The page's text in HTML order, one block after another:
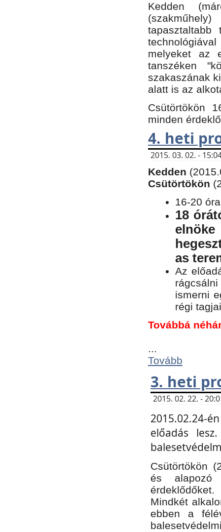
Kedden
tapasztaltabb
melyeket az
tanszéken
szakaszának
alatt is az
Csütörtökön
minden
4. heti
2015. 03. 02. -
Kedden
Csütörtökön
16-20
18
as
Az
ismerni
régi
Továbbá
...
Tovább
3. heti
2015. 02. 22. -
2015.02.24-
előadás
Csütörtökön
és alapozó
érdeklődőket.
Mindkét
ebben a